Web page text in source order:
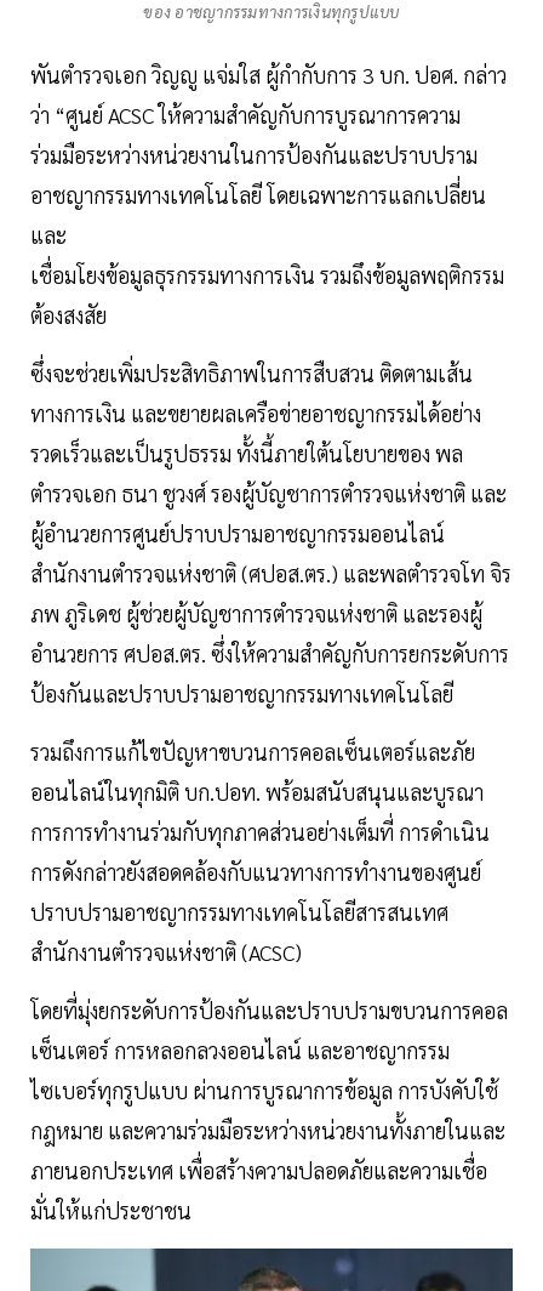
ของ อาชญากรรมทางการเงินทุกรูปแบบ
พันตำรวจเอก วิญญู แจ่มใส ผู้กำกับการ 3 บก. ปอศ. กล่าว
ว่า “ศูนย์ ACSC ให้ความสำคัญกับการบูรณาการความ
ร่วมมือระหว่างหน่วยงานในการป้องกันและปราบปราม
อาชญากรรมทางเทคโนโลยี โดยเฉพาะการแลกเปลี่ยน
และ
เชื่อมโยงข้อมูลธุรกรรมทางการเงิน รวมถึงข้อมูลพฤติกรรม
ต้องสงสัย
ซึ่งจะช่วยเพิ่มประสิทธิภาพในการสืบสวน ติดตามเส้น
ทางการเงิน และขยายผลเครือข่ายอาชญากรรมได้อย่าง
รวดเร็วและเป็นรูปธรรม ทั้งนี้ภายใต้นโยบายของ พล
ตำรวจเอก ธนา ชูวงศ์ รองผู้บัญชาการตำรวจแห่งชาติ และ
ผู้อำนวยการศูนย์ปราบปรามอาชญากรรมออนไลน์
สำนักงานตำรวจแห่งชาติ (ศปอส.ตร.) และพลตำรวจโท จิร
ภพ ภูริเดช ผู้ช่วยผู้บัญชาการตำรวจแห่งชาติ และรองผู้
อำนวยการ ศปอส.ตร. ซึ่งให้ความสำคัญกับการยกระดับการ
ป้องกันและปราบปรามอาชญากรรมทางเทคโนโลยี
รวมถึงการแก้ไขปัญหาขบวนการคอลเซ็นเตอร์และภัย
ออนไลน์ในทุกมิติ บก.ปอท. พร้อมสนับสนุนและบูรณา
การการทำงานร่วมกับทุกภาคส่วนอย่างเต็มที่ การดำเนิน
การดังกล่าวยังสอดคล้องกับแนวทางการทำงานของศูนย์
ปราบปรามอาชญากรรมทางเทคโนโลยีสารสนเทศ
สำนักงานตำรวจแห่งชาติ (ACSC)
โดยที่มุ่งยกระดับการป้องกันและปราบปรามขบวนการคอล
เซ็นเตอร์ การหลอกลวงออนไลน์ และอาชญากรรม
ไซเบอร์ทุกรูปแบบ ผ่านการบูรณาการข้อมูล การบังคับใช้
กฎหมาย และความร่วมมือระหว่างหน่วยงานทั้งภายในและ
ภายนอกประเทศ เพื่อสร้างความปลอดภัยและความเชื่อ
มั่นให้แก่ประชาชน